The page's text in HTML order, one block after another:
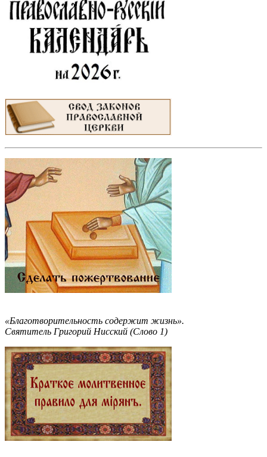
«Благотворительность содержит жизнь».
Святитель Григорий Нисский (Слово 1)